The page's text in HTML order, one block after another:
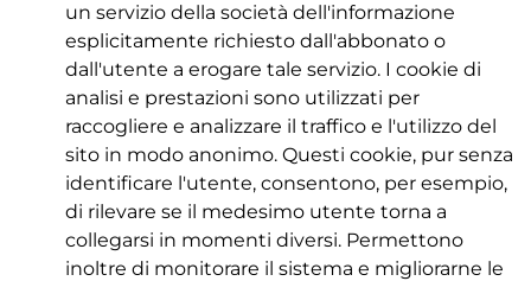
un servizio della società dell'informazione
esplicitamente richiesto dall'abbonato o
dall'utente a erogare tale servizio. I cookie di
analisi e prestazioni sono utilizzati per
raccogliere e analizzare il traffico e l'utilizzo del
sito in modo anonimo. Questi cookie, pur senza
identificare l'utente, consentono, per esempio,
di rilevare se il medesimo utente torna a
collegarsi in momenti diversi. Permettono
inoltre di monitorare il sistema e migliorarne le